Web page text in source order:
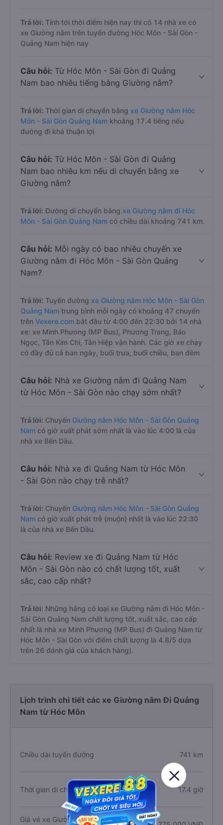
Trả lời: Tính tới thời điểm hiện nay thì có 14 nhà xe có
xe Giường nằm trên tuyến đường Hóc Môn - Sài Gòn -
Quảng Nam hiện nay
Câu hỏi: Từ Hóc Môn - Sài Gòn đi Quảng
Nam bao nhiêu tiếng bằng Giường nằm?
Trả lời: Thời gian di chuyển bằng xe Giường nằm Hóc
Môn - Sài Gòn Quảng Nam khoảng 17.4 tiếng nếu
đường đi khá thuận lợi
Câu hỏi: Từ Hóc Môn - Sài Gòn đi Quảng
Nam bao nhiêu km nếu di chuyển bằng xe
Giường nằm?
Trả lời: Đường di chuyển bằng xe Giường nằm đi Hóc
Môn - Sài Gòn Quảng Nam có chiều dài khoảng 741 km.
Câu hỏi: Mỗi ngày có bao nhiêu chuyến xe
Giường nằm đi Hóc Môn - Sài Gòn Quảng
Nam?
Trả lời: Tuyến đường xe Giường nằm Hóc Môn - Sài Gòn
Quảng Nam trung bình mỗi ngày có khoảng 47 chuyến
trên Vexere.com bắt đầu từ 4:00 đến 22:30 bởi 14 nhà
xe: xe Minh Phương (MP Bus), Phương Trang, Bảo
Ngọc, Tân Kim Chi, Tân Hiệp vận hành. Các giờ xe chạy
có đầy đủ cả ban ngày, buổi trưa, buổi chiều, ban đêm
Câu hỏi: Nhà xe Giường nằm đi Quảng Nam
từ Hóc Môn - Sài Gòn nào chạy sớm nhất?
Trả lời: Chuyến Giường nằm Hóc Môn - Sài Gòn Quảng
Nam có giờ xuất phát sớm nhất là vào lúc 4:00 là của
nhà xe Bến Dầu.
Câu hỏi: Nhà xe đi Quảng Nam từ Hóc Môn
- Sài Gòn nào chạy trễ nhất?
Trả lời: Chuyến Giường nằm Hóc Môn - Sài Gòn Quảng
Nam có giờ xuất phát trễ (muộn) nhất là vào lúc 22:30
là của nhà xe Bến Dầu.
Câu hỏi: Review xe đi Quảng Nam từ Hóc
Môn - Sài Gòn nào có chất lượng tốt, xuất
sắc, cao cấp nhất?
Trả lời: Những hãng có loại xe Giường nằm đi Hóc Môn -
Sài Gòn Quảng Nam chất lượng tốt, xuất sắc, cao cấp
nhất là nhà xe Minh Phương (MP Bus) đi Quảng Nam từ
Hóc Môn - Sài Gòn với điểm chất lượng là 4.8/5 dựa
trên 26 đánh giá của khách hàng).
Lịch trình chi tiết các xe Giường nằm Đi Quảng
Nam từ Hóc Môn
Chiều dài tuyến đường 741 km
Thời gian di chuyển 17.4 giờ
Giá vé xe Giường nằm đi Quảng Nam